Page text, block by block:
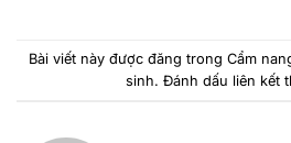
Bài viết này được đăng trong Cẩm
sinh. Đánh dấu liên kết